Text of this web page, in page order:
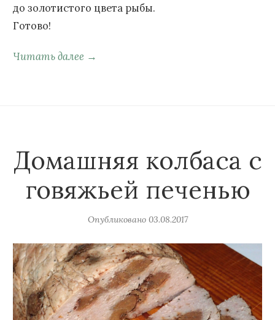
до золотистого цвета рыбы.
Готово!
Читать далее →
Домашняя колбаса с
говяжьей печенью
Опубликовано 03.08.2017